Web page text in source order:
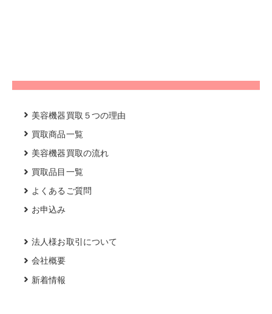
美容機器買取５つの理由
買取商品一覧
美容機器買取の流れ
買取品目一覧
よくあるご質問
お申込み
法人様お取引について
会社概要
新着情報